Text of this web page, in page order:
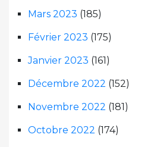
Mars 2023 (185)
Février 2023 (175)
Janvier 2023 (161)
Décembre 2022 (152)
Novembre 2022 (181)
Octobre 2022 (174)